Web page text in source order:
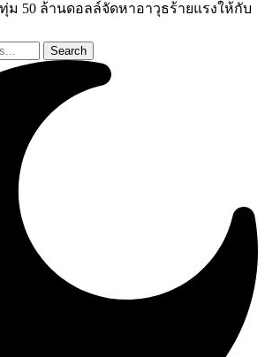
ทุ่ม 50 ล้านดอลล์จัดหาอาวุธร้ายแรงให้กับ